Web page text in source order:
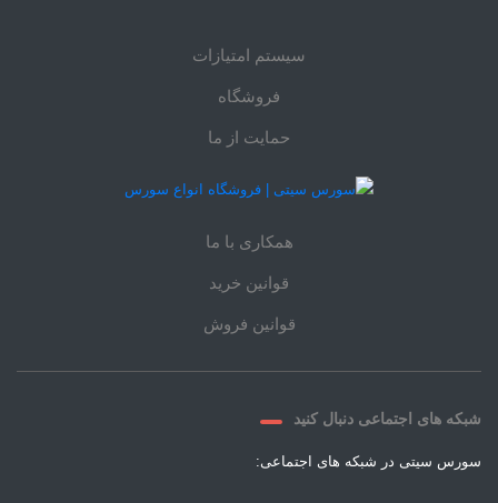
سیستم امتیازات
فروشگاه
حمایت از ما
همکاری با ما
قوانین خرید
قوانین فروش
شبکه های اجتماعی دنبال کنید
سورس سیتی در شبکه های اجتماعی: